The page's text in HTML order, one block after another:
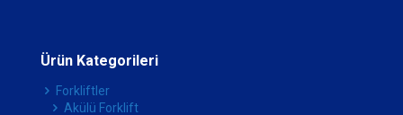
Ürün Kategorileri
Forkliftler
Akülü Forklift